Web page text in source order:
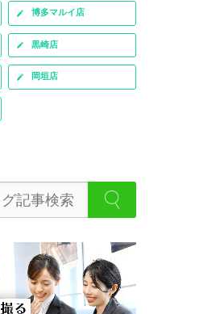
博多マルイ店
黒崎店
岡垣店